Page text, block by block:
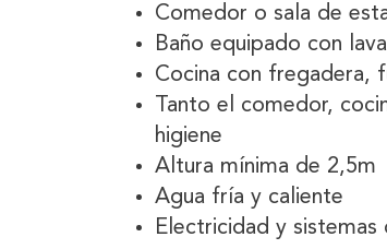
Comedor o sala de
Baño equipado con
Cocina con fregadera,
Tanto el comedor,
higiene
Altura mínima de 2,5m
Agua fría y caliente
Electricidad y